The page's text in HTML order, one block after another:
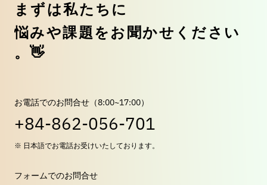
まずは私た ち に
悩みや課題を お 聞 かせ く だ さ い
。👋
お電話でのお問合せ（8:00~17:00）
+84-862-056-701
※ 日本語でお電話お受けいたしております。
フォームでのお問合せ